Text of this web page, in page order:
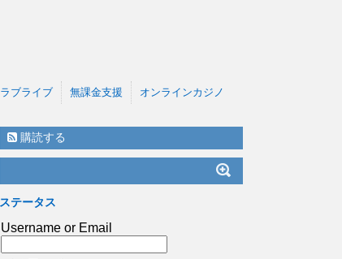
ラブライブ 無課金支援 オンラインカジノ
購読する
ステータス
Username or Email